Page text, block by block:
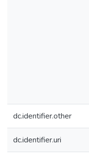
dc.identifier.other
dc.identifier.uri